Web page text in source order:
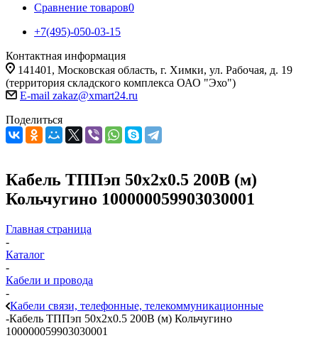
Сравнение товаров0
+7(495)-050-03-15
Контактная информация
141401, Московская область, г. Химки, ул. Рабочая, д. 19
(территория складского комплекса ОАО "Эхо")
E-mail zakaz@xmart24.ru
Поделиться
Кабель ТППэп 50х2х0.5 200В (м)
Кольчугино 100000059903030001
Главная страница
-
Каталог
-
Кабели и провода
-
Кабели связи, телефонные, телекоммуникационные
-Кабель ТППэп 50х2х0.5 200В (м) Кольчугино
100000059903030001